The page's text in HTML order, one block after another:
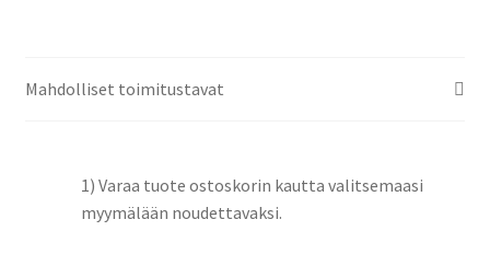
Mahdolliset toimitustavat
1) Varaa tuote ostoskorin kautta valitsemaasi
myymälään noudettavaksi.